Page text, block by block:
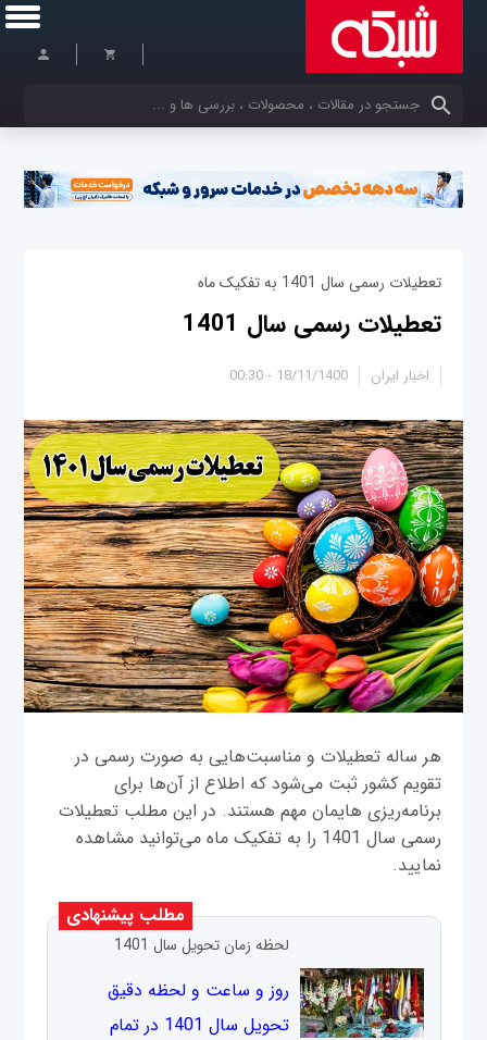
کلمات کلیدی خود را وارد کنید
تعطیلات رسمی سال 1401 به تفکیک ماه
تعطیلات رسمی سال 1401
18/11/1400 - 00:30 اخبار ایران
هر ساله تعطیلات و مناسبت‌هایی به صورت رسمی در
تقویم کشور ثبت می‌شود که اطلاع از آن‌ها برای
برنامه‌ریزی هایمان مهم هستند. در این مطلب تعطیلات
رسمی سال 1401 را به تفکیک ماه می‌توانید مشاهده
نمایید.
مطلب پیشنهادی
لحظه زمان تحویل سال 1401
روز و ساعت و لحظه دقیق
تحویل سال 1401 در تمام